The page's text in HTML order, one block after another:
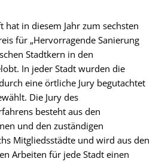
hat in diesem Jahr zum sechsten
für „Hervorragende Sanierung
Stadtkern in den
In jeder Stadt wurden die
eine örtliche Jury begutachtet
Die Jury des
besteht aus den
und den zuständigen
Mitgliedsstädte und wird aus den
Arbeiten für jede Stadt einen